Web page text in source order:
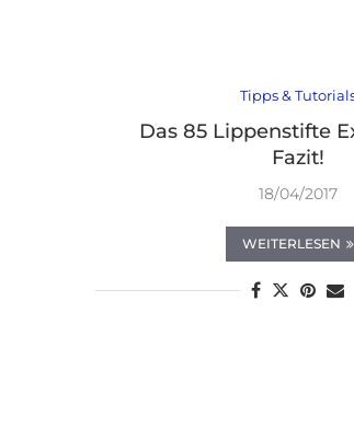
Tipps &
Das 85 Lippenstifte
Fazit!
18/04/2017
WEITERLESEN